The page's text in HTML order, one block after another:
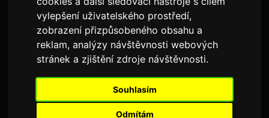
vylepšení uživatelského prostředí,
zobrazení přizpůsobeného obsahu a
reklam, analýzy návštěvnosti webových
stránek a zjištění zdroje návštěvnosti.
Souhlasím
Odmítám
Akrov03
Ahoj, hledám někoho s kým se nebudu nudit.
Preferuji raději vztah než flirt, ale ani tomu se